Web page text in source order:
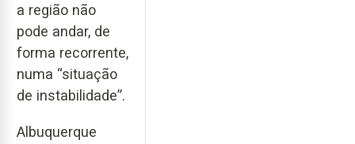
a região não
pode andar, de
forma recorrente,
numa “situação
de instabilidade”.
Albuquerque